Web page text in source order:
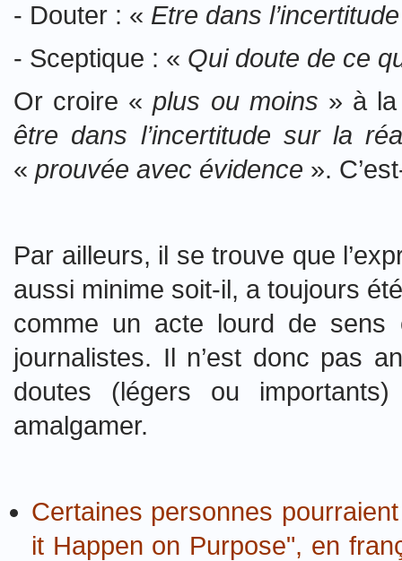
- Douter : « Etre dans
- Sceptique : « Qui doute de ce
Or croire «plus ou moins » à la
être dans l’incertitude sur la
« prouvée avec évidence ».
Par ailleurs, il se trouve que
aussi minime soit-il, a toujours
comme un acte lourd de sens
journalistes. Il n’est donc pas
doutes (légers ou
amalgamer.
Certaines personnes
it Happen on Purpose", en